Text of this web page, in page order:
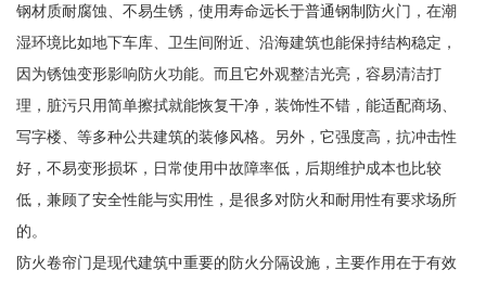
钢材质耐腐蚀、不易生锈，使用寿命远长于普通钢制防火门，在潮
湿环境比如地下车库、卫生间附近、沿海建筑也能保持结构稳定，
因为锈蚀变形影响防火功能。而且它外观整洁光亮，容易清洁打
理，脏污只用简单擦拭就能恢复干净，装饰性不错，能适配商场、
写字楼、等多种公共建筑的装修风格。另外，它强度高，抗冲击性
好，不易变形损坏，日常使用中故障率低，后期维护成本也比较
低，兼顾了安全性能与实用性，是很多对防火和耐用性有要求场所
的。
防火卷帘门是现代建筑中重要的防火分隔设施，主要作用在于有效